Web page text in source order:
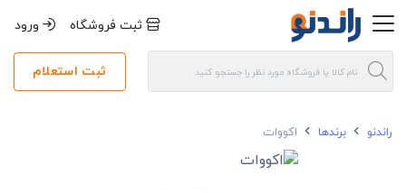
ثبت فروشگاه ورود
ثبت استعلام
راندنو برندها اکووات